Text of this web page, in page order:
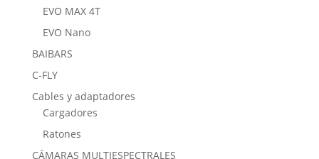
EVO MAX 4T
EVO Nano
BAIBARS
C-FLY
Cables y adaptadores
Cargadores
Ratones
CÁMARAS MULTIESPECTRALES